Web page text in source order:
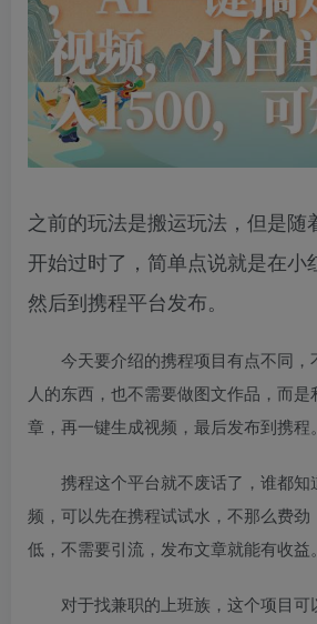
之前的玩法是搬运玩法，但是随
开始过时了，简单点说就是在小
然后到携程平台发布。
今天要介绍的携程项目有点不同，
人的东西，也不需要做图文作品，而
章，再一键生成视频，最后发布到携程。
携程这个平台就不废话了，谁都
频，可以先在携程试试水，不那么费
低，不需要引流，发布文章就能有收益。
对于找兼职的上班族，这个项目